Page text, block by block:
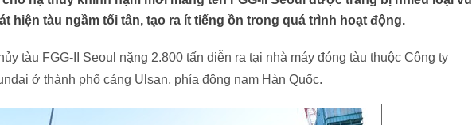
hiện tàu ngầm tối tân, tạo ra ít tiếng ồn trong quá trình hoạt động.
tàu FGG-II Seoul nặng 2.800 tấn diễn ra tại nhà máy đóng tàu thuộc Công ty
ở thành phố cảng Ulsan, phía đông nam Hàn Quốc.